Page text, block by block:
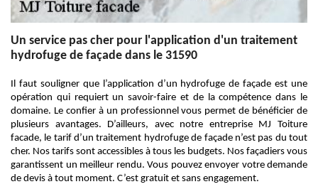
Un service pas cher pour l'application d'un traitement
hydrofuge de façade dans le 31590
Il faut souligner que l’application d’un hydrofuge de façade est une
opération qui requiert un savoir-faire et de la compétence dans le
domaine. Le confier à un professionnel vous permet de bénéficier de
plusieurs avantages. D’ailleurs, avec notre entreprise MJ Toiture
facade, le tarif d’un traitement hydrofuge de façade n’est pas du tout
cher. Nos tarifs sont accessibles à tous les budgets. Nos façadiers vous
garantissent un meilleur rendu. Vous pouvez envoyer votre demande
de devis à tout moment. C’est gratuit et sans engagement.